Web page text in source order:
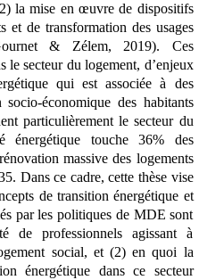
la mise en œuvre de dispositifs
et de transformation des usages
& Zélem, 2019). Ces
le secteur du logement, d’enjeux
qui est associée à des
économique des habitants
particulièrement le secteur du
énergétique touche 36% des
massive des logements
Dans ce cadre, cette thèse vise
de transition énergétique et
par les politiques de MDE sont
de professionnels agissant à
social, et (2) en quoi la
énergétique dans ce secteur